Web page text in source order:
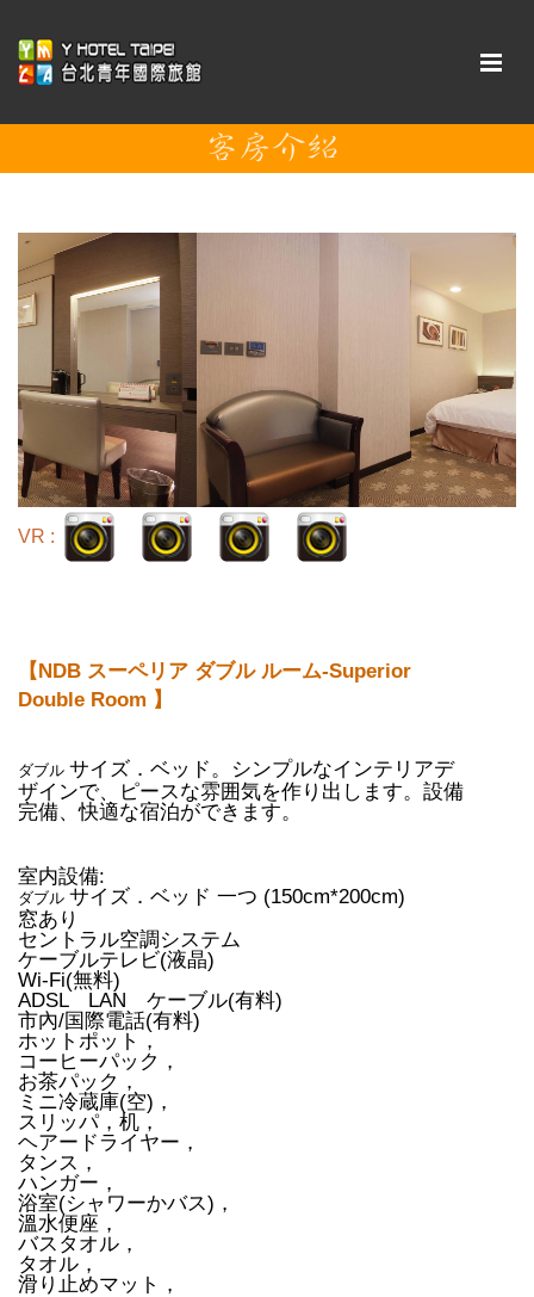
VR :
【NDB スーペリア ダブル ルーム-Superior
Double Room 】
ダブル サイズ．ベッド。シンプルなインテリアデ
ザインで、ピースな雰囲気を作り出します。設備
完備、快適な宿泊ができます。
室内設備:
ダブル サイズ．ベッド 一つ (150cm*200cm)
窓あり
セントラル空調システム
ケーブルテレビ(液晶)
Wi-Fi(無料)
ADSL LAN ケーブル(有料)
市內/国際電話(有料)
ホットポット，
コーヒーパック，
お茶パック，
ミニ冷蔵庫(空)，
スリッパ，机，
ヘアードライヤー，
タンス，
ハンガー，
浴室(シャワーかバス)，
溫水便座，
バスタオル，
タオル，
滑り止めマット，